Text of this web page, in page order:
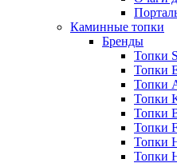
Каминные топки
Бренды
Топки
Топки
Топки
Топки
Топки
Топки
Топки
Топки